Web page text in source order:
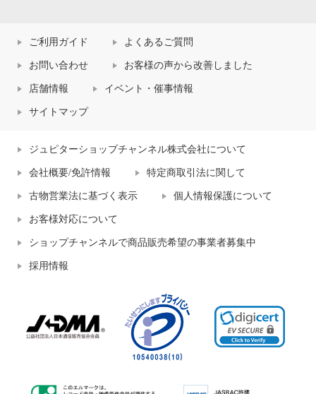
ご利用ガイド よくあるご質問
お問い合わせ お客様の声から改善しました
店舗情報 イベント・催事情報
サイトマップ
ジュピターショップチャンネル株式会社について
会社概要/免許情報 特定商取引法に関して
古物営業法に基づく表示 個人情報保護について
お客様対応について
ショップチャンネルで商品販売希望の事業者募集中
採用情報